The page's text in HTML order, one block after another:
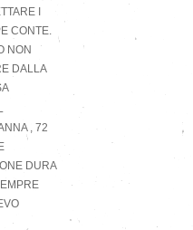
I
CONTE.
NON
DALLA
, 72
DURA